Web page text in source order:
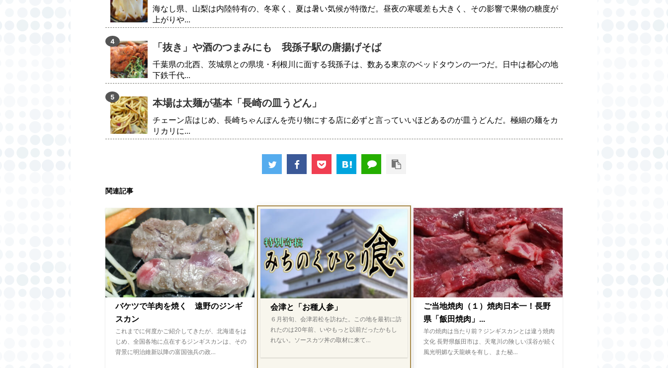
海なし県、山梨は内陸特有の、冬寒く、夏は暑い気候が特徴だ。昼夜の寒暖差も大きく、その影響で果物の糖度が
上がりや...
「抜き」や酒のつまみにも 我孫子駅の唐揚げそば
千葉県の北西、茨城県との県境・利根川に面する我孫子は、数ある東京のベッドタウンの一つだ。日中は都心の地
下鉄千代...
本場は太麺が基本「長崎の皿うどん」
チェーン店はじめ、長崎ちゃんぽんを売り物にする店に必ずと言っていいほどあるのが皿うどんだ。極細の麺をカ
リカリに...
関連記事
バケツで羊肉を焼く 遠野のジンギ
スカン
これまでに何度かご紹介してきたが、北海道をは
じめ、全国各地に点在するジンギスカンは、その
背景に明治維新以降の富国強兵の政…
会津と「お種人参」
６月初旬、会津若松を訪ねた。この地を最初に訪
れたのは20年前、いやもっと以前だったかもし
れない。ソースカツ丼の取材に来て…
ご当地焼肉（１）焼肉日本一！長野
県「飯田焼肉」...
羊の焼肉は当たり前？ジンギスカンとは違う焼肉
文化 長野県飯田市は、天竜川の険しい渓谷が続く
風光明媚な天龍峡を有し、また秘…